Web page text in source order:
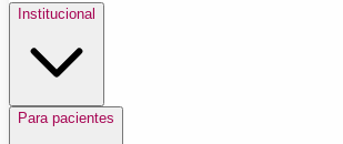
Institucional
Para pacientes